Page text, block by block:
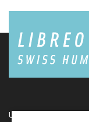
Une plateforme